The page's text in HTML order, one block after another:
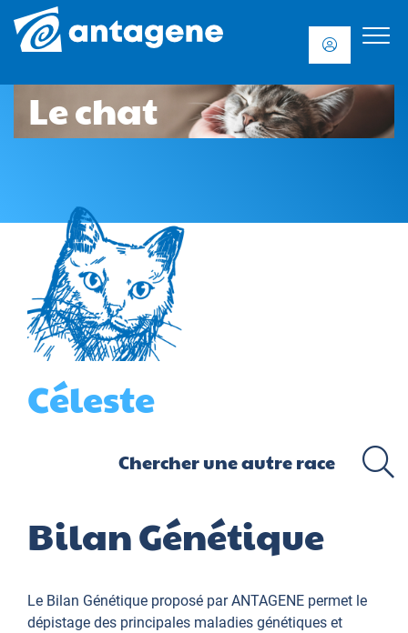
Le chat
Céleste
Bilan Génétique
Le Bilan Génétique proposé par ANTAGENE permet le
dépistage des principales maladies génétiques et